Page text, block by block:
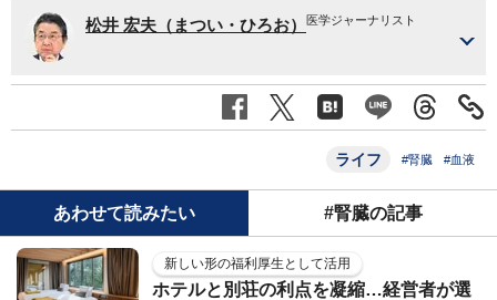
松井 宏夫（まつい・ひろお） 医学ジャーナリスト
ライフ #腎臓 #血液
あわせて読みたい #腎臓の記事
新しい形の福利厚生として活用
ホテルと別荘の利点を凝縮…経営者が選